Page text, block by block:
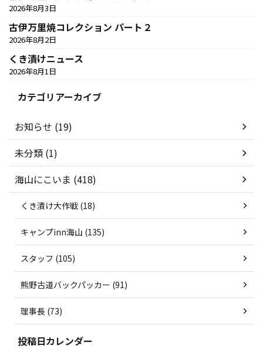
2026年8月3日
古伊万里焼コレクション パート２
2026年8月2日
くき漬けニュース
2026年8月1日
カテゴリアーカイブ
お知らせ (19)
未分類 (1)
海山にこいま (418)
くき漬け大作戦 (18)
キャンプinn海山 (135)
スタッフ (105)
熊野古道バックパッカー (91)
理事長 (73)
投稿日カレンダー